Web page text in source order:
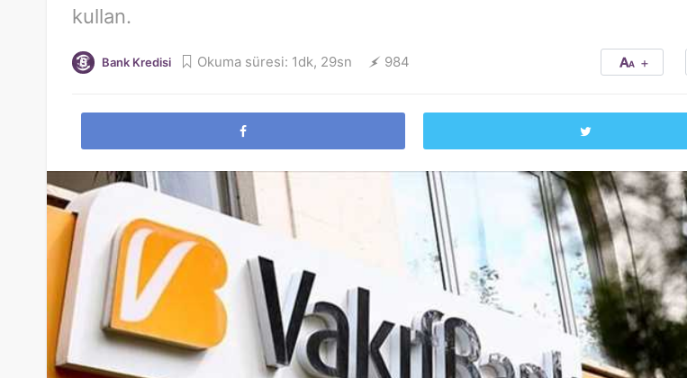
kullan.
Bank Kredisi Okuma süresi: 1dk, 29sn 984 +